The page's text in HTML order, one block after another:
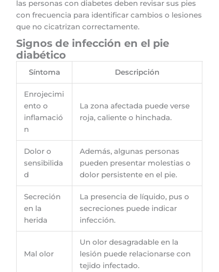
las personas con diabetes deben revisar sus pies
con frecuencia para identificar cambios o lesiones
que no cicatrizan correctamente.
Signos de infección en el pie
diabético
Síntoma Descripción
Enrojecimi
ento o
inflamació
n
La zona afectada puede verse
roja, caliente o hinchada.
Dolor o
sensibilida
d
Además, algunas personas
pueden presentar molestias o
dolor persistente en el pie.
Secreción
en la
herida
La presencia de líquido, pus o
secreciones puede indicar
infección.
Mal olor
Un olor desagradable en la
lesión puede relacionarse con
tejido infectado.